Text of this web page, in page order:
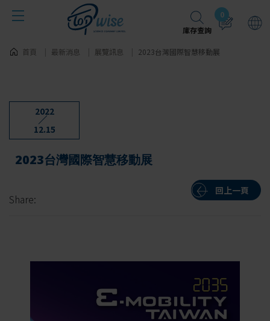
庫存查詢
0
首頁 最新消息 展覽訊息 2023台灣國際智慧移動展
2022
12.15
2023台灣國際智慧移動展
Share:
回上一頁
Cookie管理面板